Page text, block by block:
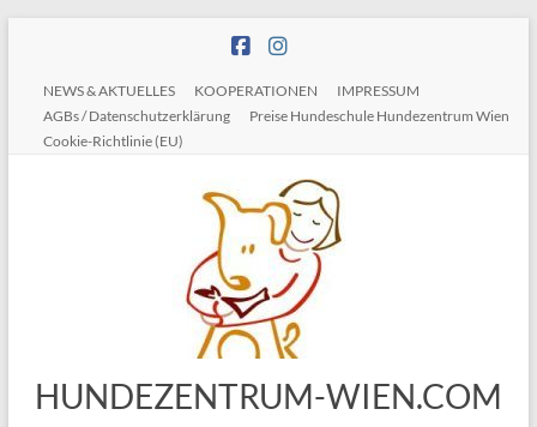
NEWS & AKTUELLES KOOPERATIONEN
IMPRESSUM
AGBs / Datenschutzerklärung
Preise Hundeschule Hundezentrum Wien
Cookie-Richtlinie (EU)
HUNDEZENTRUM-WIEN.COM